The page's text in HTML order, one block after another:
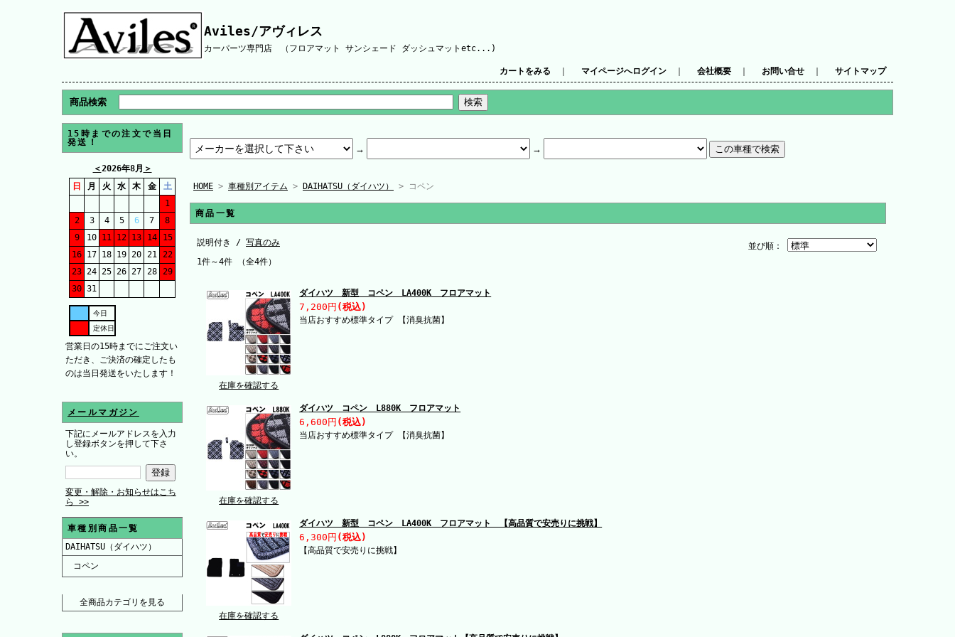
Aviles/アヴィレス
カーパーツ専門店 （フロアマット サンシェード ダッシュマットetc...)
カートをみる マイページへログイン 会社概要 お問い合せ サイトマップ
商品検索
15時までの注文で当日
発送！
＜2026年8月 ＞
日
月 火 水 木 金
土
1
2
3 4 5 6 7
8
9
10 11 12 13 14
15
16 17 18 19 20 21
22
23 24 25 26 27 28
29
30 31
今日
定休日
営業日の15時までにご注文い
ただき、ご決済の確定したも
のは当日発送をいたします！
メールマガジン
下記にメールアドレスを入力
し登録ボタンを押して下さ
い。
変更・解除・お知らせはこち
ら >>
車種別商品一覧
DAIHATSU（ダイハツ）
コペン
全商品カテゴリを見る
HOME > 車種別アイテム > DAIHATSU（ダイハツ） > コペン
商品一覧
並び順：
説明付き / 写真のみ
1件～4件 （全4件）
在庫を確認する
ダイハツ 新型 コペン LA400K フロアマット
7,200円 (税込)
当店おすすめ標準タイプ 【消臭抗菌】
在庫を確認する
ダイハツ コペン L880K フロアマット
6,600円 (税込)
当店おすすめ標準タイプ 【消臭抗菌】
在庫を確認する
ダイハツ 新型 コペン LA400K フロアマット 【高品質で安売りに挑戦】
6,300円 (税込)
【高品質で安売りに挑戦】